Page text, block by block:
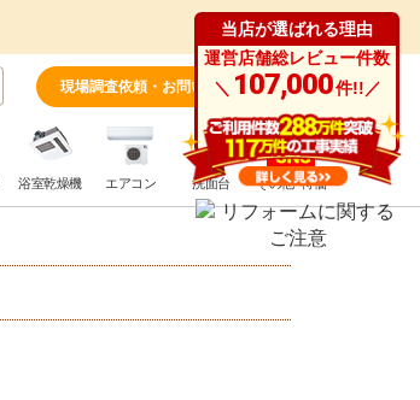
0
現場調査依頼・お問い合わせ
浴室乾燥機 エアコン 洗面台 その他･特価
当店が選ばれる理由
運営店舗総レビュー件数
＼ 107,000件!!／